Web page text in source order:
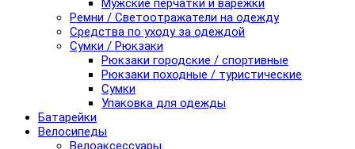
Мужские перчатки и варежки
Ремни / Светоотражатели на одежду
Средства по уходу за одеждой
Сумки / Рюкзаки
Рюкзаки городские / спортивные
Рюкзаки походные / туристические
Сумки
Упаковка для одежды
Батарейки
Велосипеды
Велоаксессуары